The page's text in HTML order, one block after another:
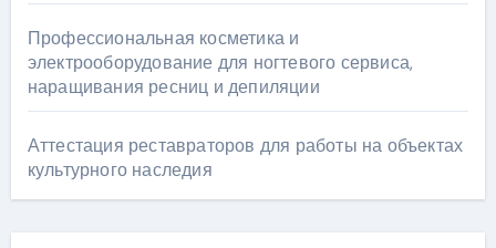
Профессиональная косметика и
электрооборудование для ногтевого сервиса,
наращивания ресниц и депиляции
Аттестация реставраторов для работы на объектах
культурного наследия